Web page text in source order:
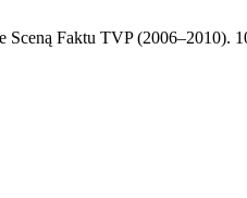
Faktu TVP